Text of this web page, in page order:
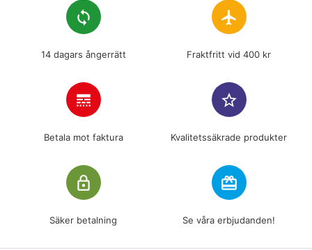
loop
14 dagars ångerrätt
flight
Fraktfritt vid 400 kr
line_style
Betala mot faktura
star_border
Kvalitetssäkrade produkter
lock_outline
Säker betalning
redeem
Se våra erbjudanden!